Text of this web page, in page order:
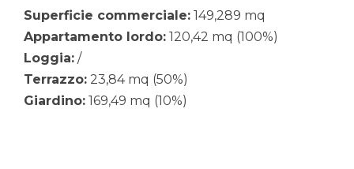
Superficie commerciale: 149,289 mq
Appartamento lordo: 120,42 mq (100%)
Loggia: /
Terrazzo: 23,84 mq (50%)
Giardino: 169,49 mq (10%)